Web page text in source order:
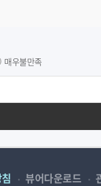
매우불만족
뷰어다운로드